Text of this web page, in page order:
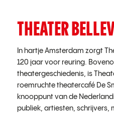
THEATER
In hartje Amsterdam zorgt
120 jaar voor reuring.
theatergeschiedenis, is
roemruchte theatercafé De
knooppunt van de
publiek, artiesten, schrijvers,